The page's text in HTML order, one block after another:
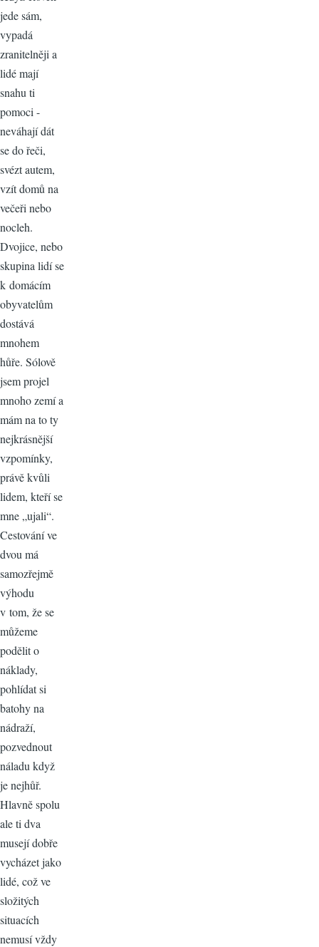
jede sám,
vypadá
zranitelněji a
lidé mají
snahu ti
pomoci -
neváhají dát
se do řeči,
svézt autem,
vzít domů na
večeři nebo
nocleh.
Dvojice, nebo
skupina lidí se
k domácím
obyvatelům
dostává
mnohem
hůře. Sólově
jsem projel
mnoho zemí a
mám na to ty
nejkrásnější
vzpomínky,
právě kvůli
lidem, kteří se
mne „ujali“.
Cestování ve
dvou má
samozřejmě
výhodu
v tom, že se
můžeme
podělit o
náklady,
pohlídat si
batohy na
nádraží,
pozvednout
náladu když
je nejhůř.
Hlavně spolu
ale ti dva
musejí dobře
vycházet jako
lidé, což ve
složitých
situacích
nemusí vždy